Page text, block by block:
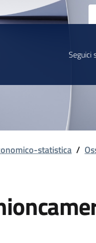
Seguici
statistica /